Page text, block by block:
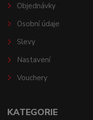
Objednávky
Osobní údaje
Slevy
Nastavení
Vouchery
KATEGORIE